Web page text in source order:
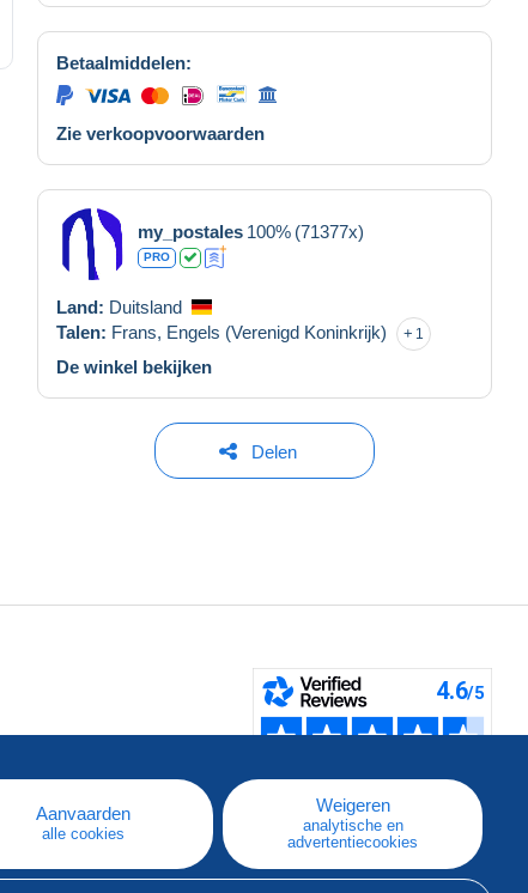
Betaalmiddelen:
Zie verkoopvoorwaarden
my_postales 100% (71377x)
PRO
Land: Duitsland
Talen: Frans, Engels (Verenigd Koninkrijk) 1
De winkel bekijken
Delen
Aanvaarden
alle cookies
Weigeren
analytische en
advertentiecookies